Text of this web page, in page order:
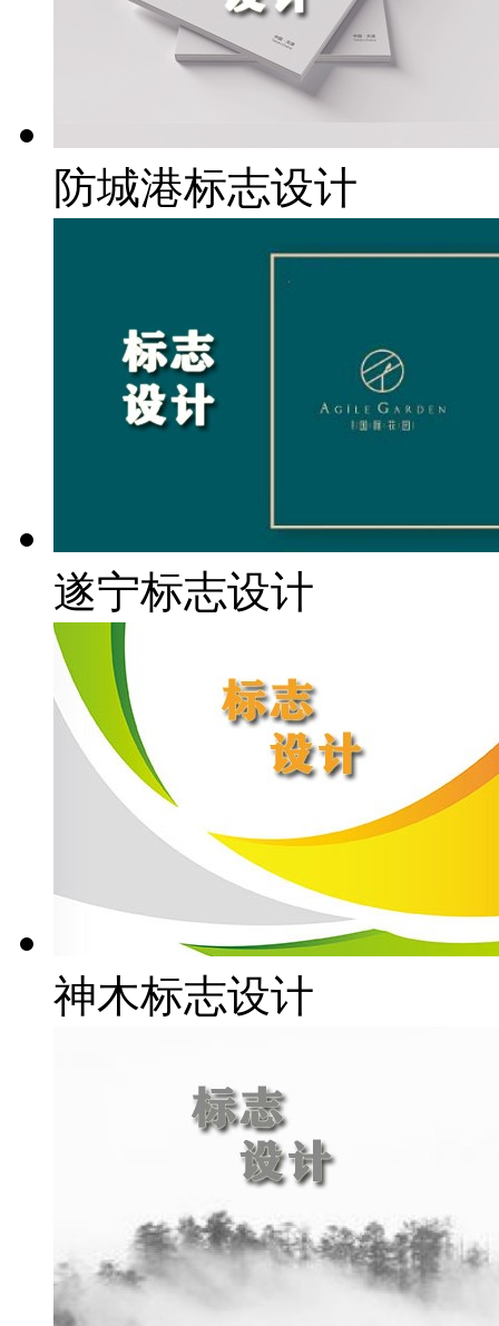
防城港标志设计
遂宁标志设计
神木标志设计